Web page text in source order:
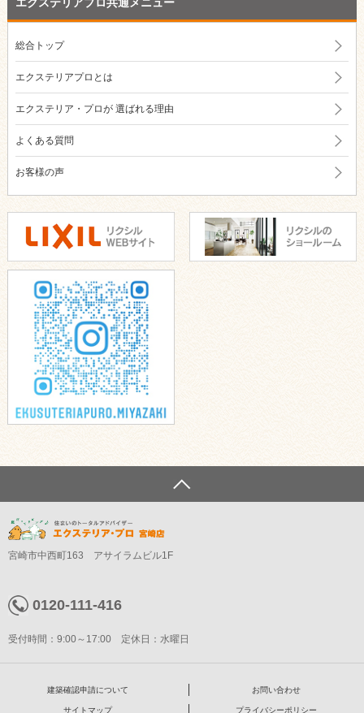
総合トップ
エクステリアプロとは
エクステリア・プロが選ばれる理由
よくある質問
お客様の声
宮崎市中西町163 アサイラムビル1F
0120-111-416
受付時間：9:00～17:00 定休日：水曜日
建築確認申請について お問い合わせ
サイトマップ プライバシーポリシー